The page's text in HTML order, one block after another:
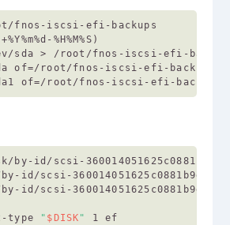
fnos-iscsi-efi-backups
%H%M%S)
sda > /root/fnos-iscsi-efi-
of=/root/fnos-iscsi-efi-backups/
of=/root/fnos-iscsi-efi-
by-id/scsi-
id/scsi-
id/scsi-
type " $DISK "
1 ef